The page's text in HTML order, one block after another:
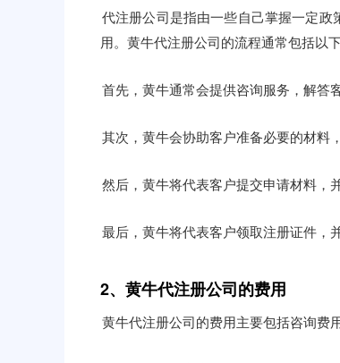
代注册公司是指由一些自己掌握一定
用。黄牛代注册公司的流程通常包括以
首先，黄牛通常会提供咨询服务，解答
其次，黄牛会协助客户准备必要的材料
然后，黄牛将代表客户提交申请材料，
最后，黄牛将代表客户领取注册证件，
2、黄牛代注册公司的费用
黄牛代注册公司的费用主要包括咨询费